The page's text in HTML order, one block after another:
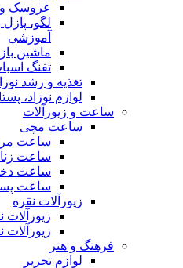
عروسک
لگو،
آموزشی
ماشین
تفنگ
تغذیه و رشد
لوازم نوزاد،
ساعت و زیور‌آلات
ساعت مچی
ساعت
ساعت
ساعت
ساعت
زیورآلات نقره
زیورآلات
زیورآلات
فرهنگ و هنر
لوازم تحریر